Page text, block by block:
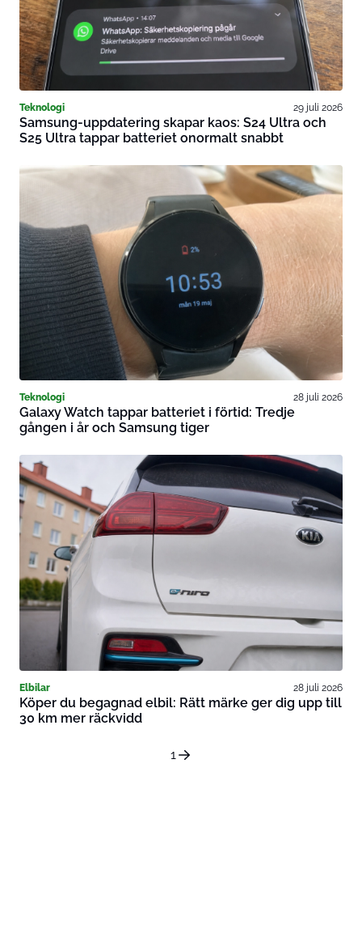
Teknologi 29 juli 2026
Samsung-uppdatering skapar kaos: S24 Ultra och
S25 Ultra tappar batteriet onormalt snabbt
Teknologi 28 juli 2026
Galaxy Watch tappar batteriet i förtid: Tredje
gången i år och Samsung tiger
Elbilar 28 juli 2026
Köper du begagnad elbil: Rätt märke ger dig upp till
30 km mer räckvidd
1